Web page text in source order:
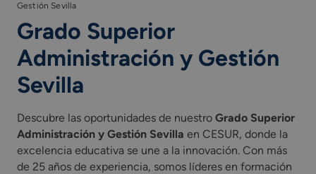
Gestión Sevilla
Grado Superior
Administración y Gestión
Sevilla
Descubre las oportunidades de nuestro Grado Superior
Administración y Gestión Sevilla en CESUR, donde la
excelencia educativa se une a la innovación. Con más
de 25 años de experiencia, somos líderes en formación